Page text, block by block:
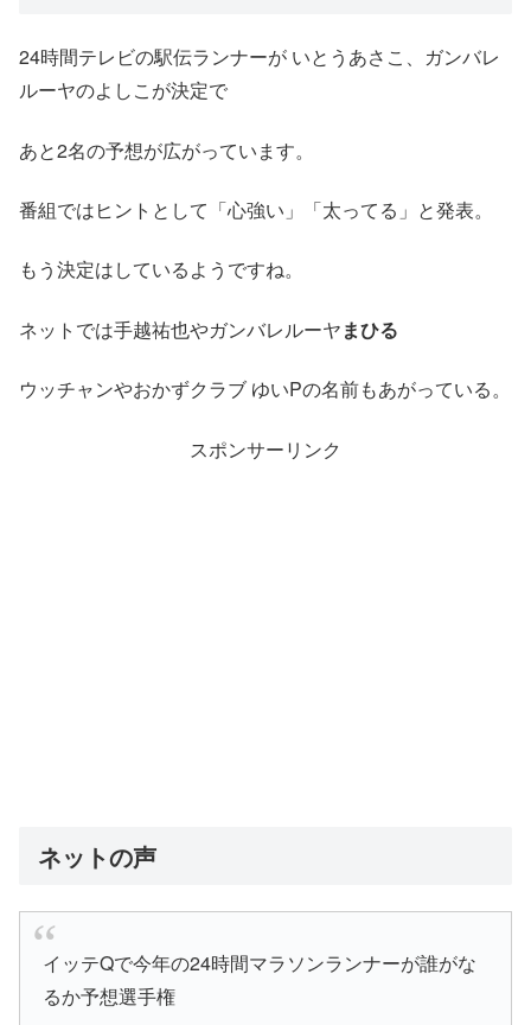
24時間テレビの駅伝ランナーが いとうあさこ、ガンバレ
ルーヤのよしこが決定で
あと2名の予想が広がっています。
番組ではヒントとして「心強い」「太ってる」と発表。
もう決定はしているようですね。
ネットでは手越祐也やガンバレルーヤまひる
ウッチャンやおかずクラブ ゆいPの名前もあがっている。
スポンサーリンク
ネットの声
イッテQで今年の24時間マラソンランナーが誰がな
るか予想選手権